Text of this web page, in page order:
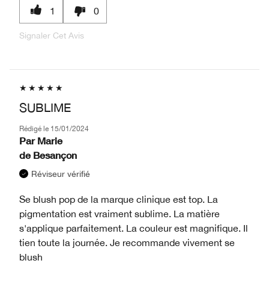
1 0
Signaler Cet Avis
SUBLIME
Rédigé le 15/01/2024
Par Marie
de Besançon
Réviseur vérifié
Se blush pop de la marque clinique est top. La
pigmentation est vraiment sublime. La matière
s'applique parfaitement. La couleur est magnifique. Il
tien toute la journée. Je recommande vivement se
blush